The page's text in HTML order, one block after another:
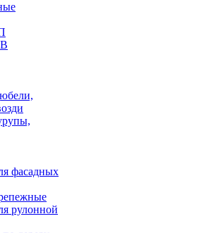
фасадных
рулонной